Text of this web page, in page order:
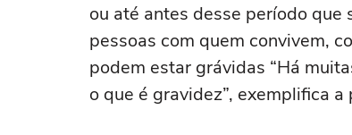
ou até antes desse período
pessoas com quem convivem,
podem estar grávidas “Há
o que é gravidez”, exemplifica a